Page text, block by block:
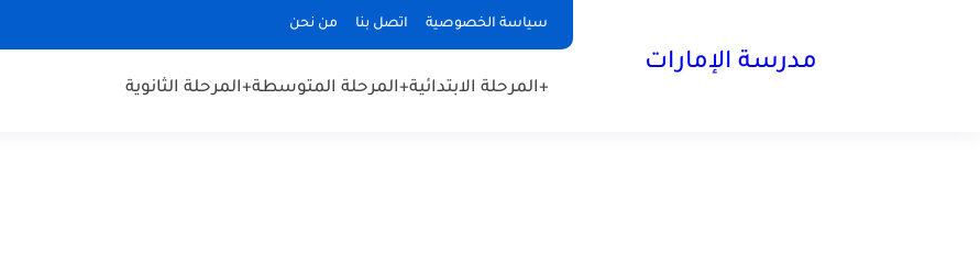
سياسة الخصوصية اتصل بنا من نحن
مدرسة الإمارات
+المرحلة الابتدائية+المرحلة المتوسطة+المرحلة الثانوية